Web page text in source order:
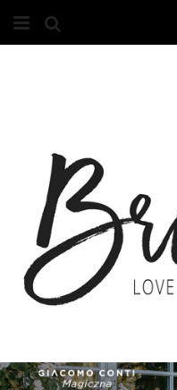
O NAS
KONTAKT
REKLAMA
ADVERTISING